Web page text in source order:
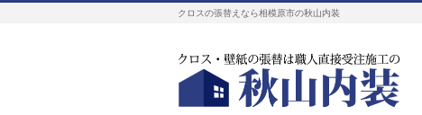
クロスの張替えなら相模原市の秋山内装